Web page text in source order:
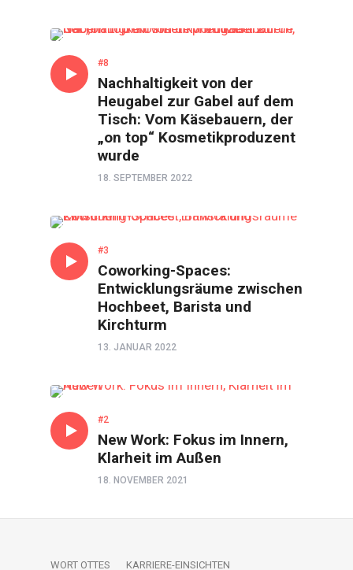
#8
Nachhaltigkeit von der
Heugabel zur Gabel auf dem
Tisch: Vom Käsebauern, der
„on top“ Kosmetikproduzent
wurde
18. SEPTEMBER 2022
#3
Coworking-Spaces:
Entwicklungsräume zwischen
Hochbeet, Barista und
Kirchturm
13. JANUAR 2022
#2
New Work: Fokus im Innern,
Klarheit im Außen
18. NOVEMBER 2021
WORT OTTES KARRIERE-EINSICHTEN